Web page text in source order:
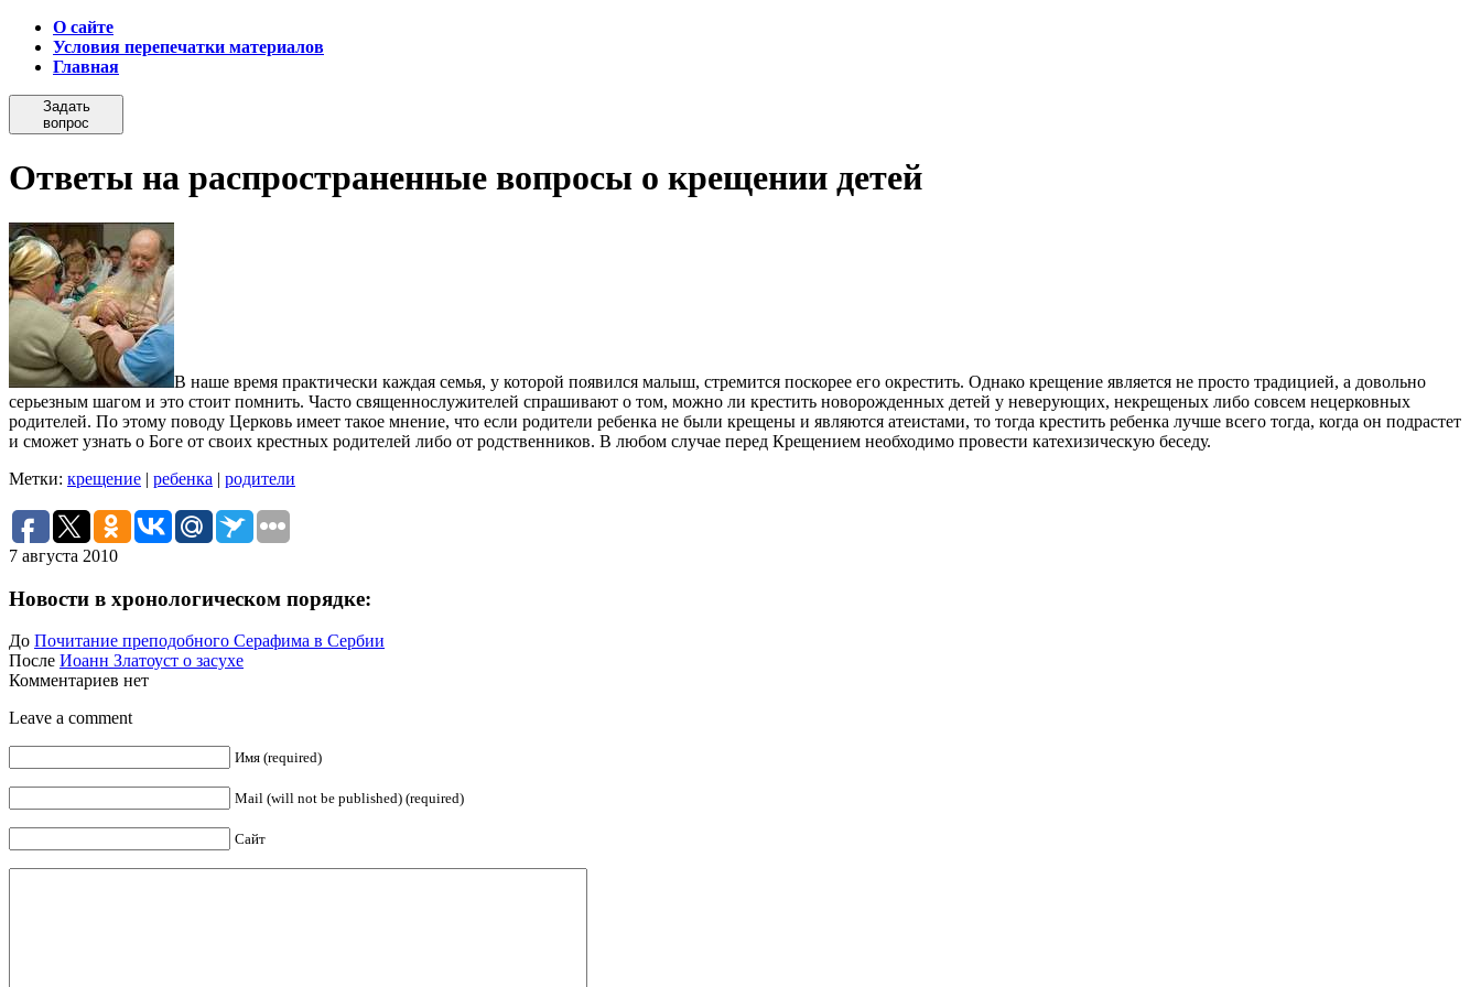
О сайте
Условия перепечатки материалов
Главная
Задать
вопрос
Ответы на распространенные вопросы о крещении детей
В наше время практически каждая семья, у которой появился малыш, стремится поскорее его окрестить. Однако крещение является не просто традицией, а довольно
серьезным шагом и это стоит помнить. Часто священнослужителей спрашивают о том, можно ли крестить новорожденных детей у неверующих, некрещеных либо совсем нецерковных
родителей. По этому поводу Церковь имеет такое мнение, что если родители ребенка не были крещены и являются атеистами, то тогда крестить ребенка лучше всего тогда, когда он подрастет
и сможет узнать о Боге от своих крестных родителей либо от родственников. В любом случае перед Крещением необходимо провести катехизическую беседу.
Метки: крещение | ребенка | родители
7 августа 2010
Новости в хронологическом порядке:
До Почитание преподобного Серафима в Сербии
После Иоанн Златоуст о засухе
Комментариев нет
Leave a comment
Имя (required)
Mail (will not be published) (required)
Сайт